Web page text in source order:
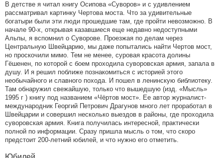
В детстве я читал книгу Осипова «Суворов» и с удивлением
рассматривал картинку Чертова моста. Что за удивительные
богатыри были эти люди прошедшие там, где пройти невозможно. В
начале 90-х, открывая казавшиеся еще недавно недоступными
Альпы, я вспомнил о Суворове. Проезжая по делам через
Центральную Швейцарию, мы даже попытались найти Чертов мост,
но проскочили мимо. Тем не менее, суровая красота долины
Гёшенен, по которой с боем проходила суворовская армия, запала в
душу. И я решил поближе познакомиться с историей этого
необычайного и славного похода. И пошел в ленинскую библиотеку.
Там обнаружил свежайшую, только что вышедшую (изд. «Мысль»
1995 г ) книгу под названием «Чёртов мост». Ее автор журналист-
международник Георгий Петрович Драгунов много лет проработал в
Швейцарии и совершил несколько выездов в районы, где проходила
суворовская армия. Книга получилась интересной, практически
полной по информации. Сразу пришла мысль о том, что скоро
предстоит 200-летний юбилей, и что нужно его отметить.